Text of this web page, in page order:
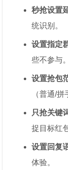
秒抢设置
统识别。
设置指定
些不参与。
设置抢包
（普通/拼
只抢关键
捉目标红
设置回复
体验。